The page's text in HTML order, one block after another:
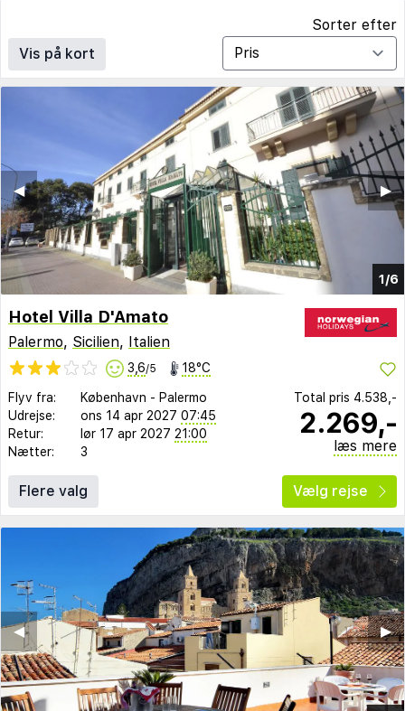
Vis på kort
Sorter efter
1/6
▶︎
◀︎
Hotel Villa D'Amato
Palermo, Sicilien, Italien
3,6/5 18°C
Flyv fra: København - Palermo
Udrejse:
ons 14 apr 2027 07:45
Retur:
lør 17 apr 2027 21:00
Nætter:
3
Total pris 4.538,-
2.269,-
læs mere
Flere valg Vælg rejse
▶︎
◀︎